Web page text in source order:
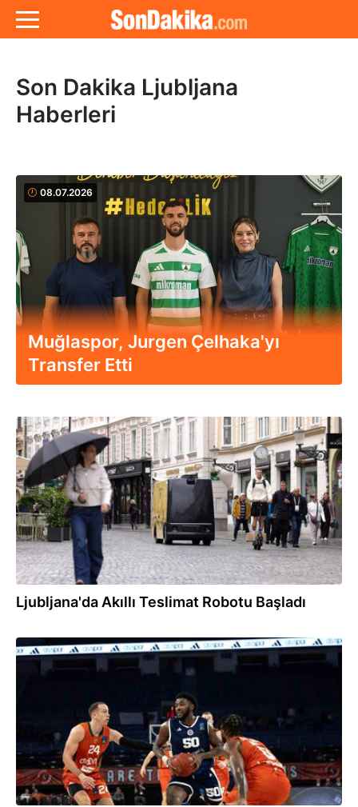
Son Dakika Ljubljana
Haberleri
08.07.2026
Muğlaspor, Jurgen Çelhaka'yı
Transfer Etti
04.06.2026
Ljubljana'da Akıllı Teslimat Robotu Başladı
22.10.2025